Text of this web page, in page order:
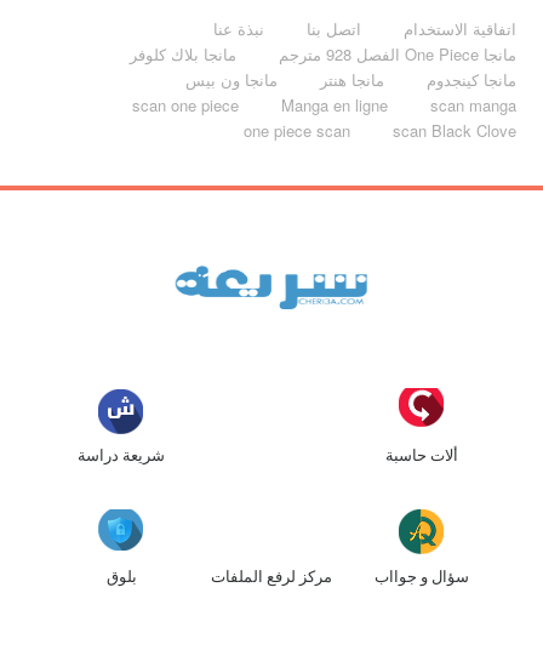
اتفاقية الاستخدام اتصل بنا
نبذة عنا
مانجا One Piece الفصل 928 مترجم
مانجا بلاك كلوفر
مانجا كينجدوم
مانجا هنتر
مانجا ون بيس
scan manga
Manga en ligne
scan one piece
scan Black Clove
one piece scan